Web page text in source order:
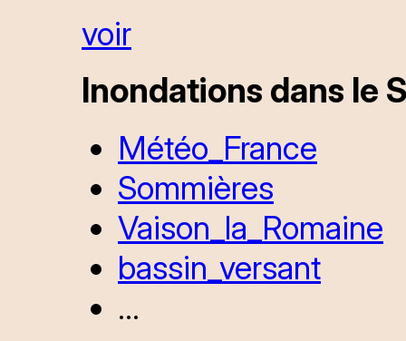
voir
Inondations dans le
Météo_France
Sommières
Vaison_la_Romaine
bassin_versant
...